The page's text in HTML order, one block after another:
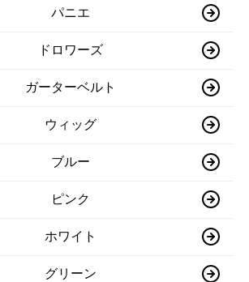
パニエ
ドロワーズ
ガーターベルト
ウィッグ
ブルー
ピンク
ホワイト
グリーン